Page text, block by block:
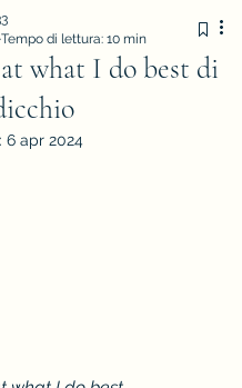
what I do best di
Tempo di lettura: 10 min
6 apr 2024